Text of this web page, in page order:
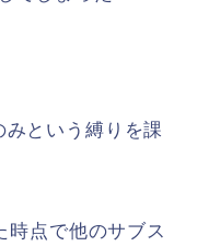
という縛りを課
時点で他のサブス